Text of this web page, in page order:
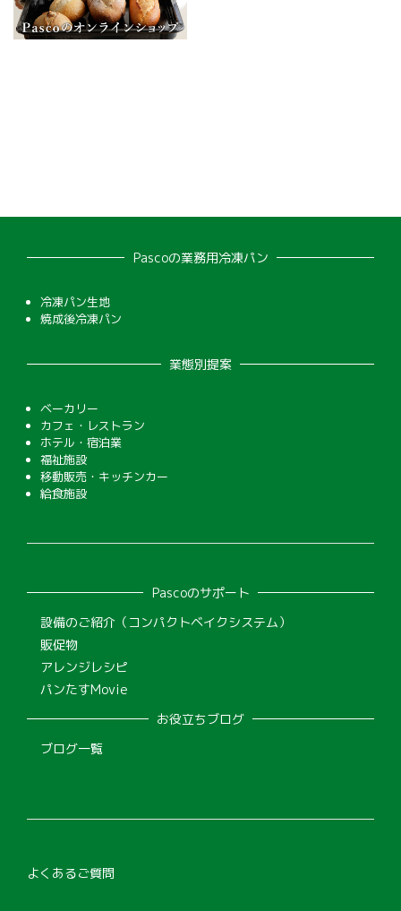
Pascoの業務用冷凍パン
冷凍パン生地
焼成後冷凍パン
業態別提案
ベーカリー
カフェ・レストラン
ホテル・宿泊業
福祉施設
移動販売・キッチンカー
給食施設
Pascoのサポート
設備のご紹介（コンパクトベイクシステム）
販促物
アレンジレシピ
パンたすMovie
お役立ちブログ
ブログ一覧
よくあるご質問